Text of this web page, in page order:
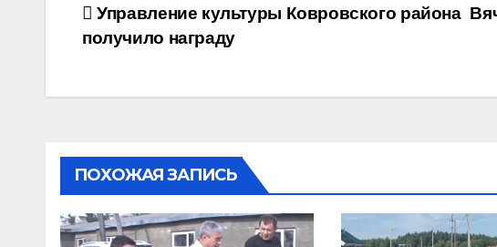
Навигация
по
записям
Управление культуры Ковровского района
получило награду
ПОХОЖАЯ ЗАПИСЬ